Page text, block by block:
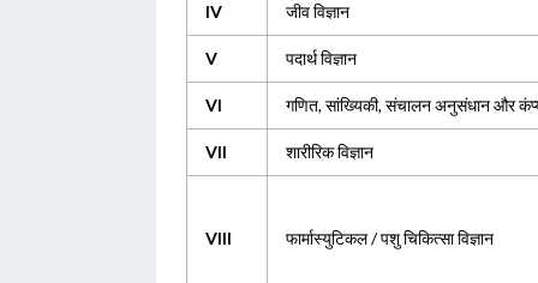
IV जीव विज्ञान
V पदार्थ विज्ञान
VI गणित, सांख्यिकी, संचालन अनुसंधान और
VII शारीरिक विज्ञान
VIII फार्मास्युटिकल / पशु चिकित्सा विज्ञान